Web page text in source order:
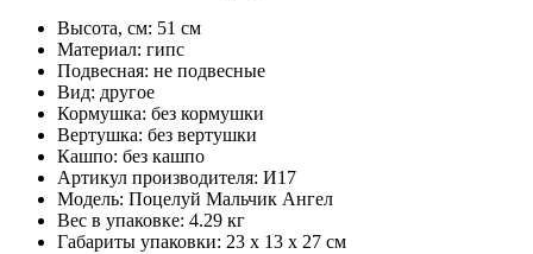
Высота, см: 51 см
Материал: гипс
Подвесная: не подвесные
Вид: другое
Кормушка: без кормушки
Вертушка: без вертушки
Кашпо: без кашпо
Артикул производителя: И17
Модель: Поцелуй Мальчик Ангел
Вес в упаковке: 4.29 кг
Габариты упаковки: 23 x 13 x 27 см